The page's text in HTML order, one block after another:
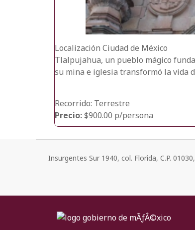
Localización Ciudad de México
Tlalpujahua, un pueblo mágico
su mina e iglesia transformó la vida
Recorrido: Terrestre
Precio:$900.00 p/persona
Insurgentes Sur 1940, col. Florida, C.P.